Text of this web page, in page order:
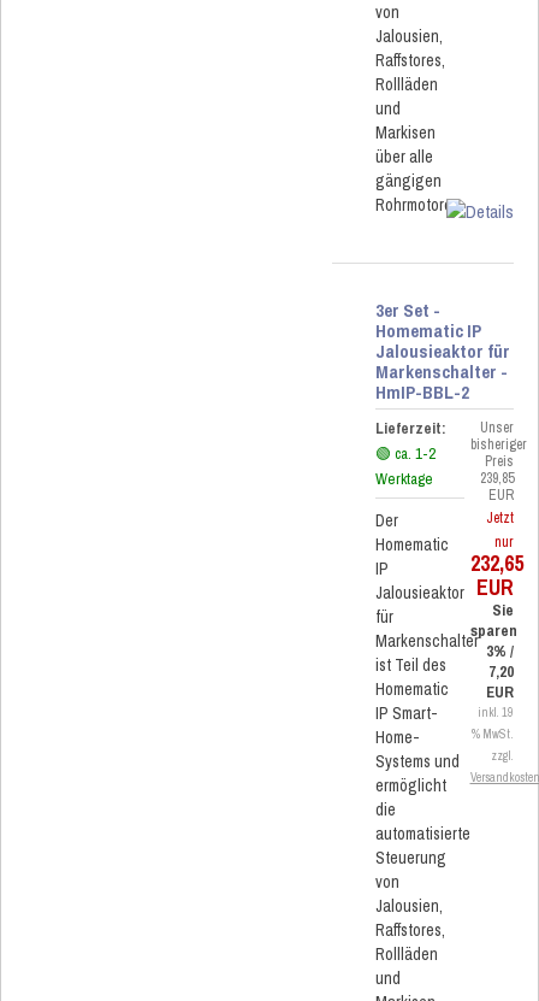
von
Jalousien,
Raffstores,
Rollläden
und
Markisen
über alle
gängigen
Rohrmotoren.
3er Set -
Homematic IP
Jalousieaktor für
Markenschalter -
HmIP-BBL-2
Lieferzeit:
🟢 ca. 1-2
Werktage
Der
Homematic
IP
Jalousieaktor
für
Markenschalter
ist Teil des
Homematic
IP Smart-
Home-
Systems und
ermöglicht
die
automatisierte
Steuerung
von
Jalousien,
Raffstores,
Rollläden
und
Unser
bisheriger
Preis
239,85
EUR
Jetzt
nur
232,65
EUR
Sie
sparen
3% /
7,20
EUR
inkl. 19
% MwSt.
zzgl.
Versandkosten